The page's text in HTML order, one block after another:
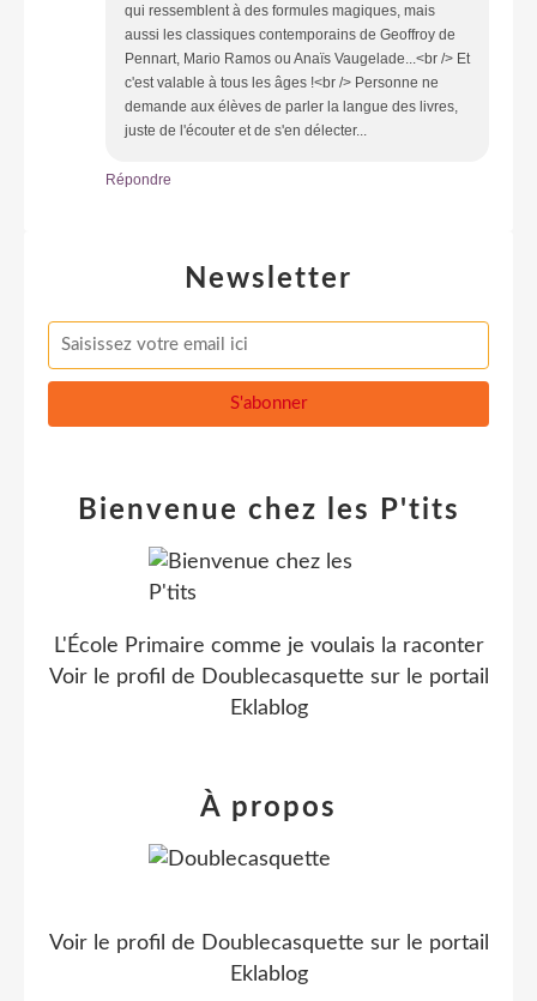
qui ressemblent à des formules magiques, mais
aussi les classiques contemporains de Geoffroy de
Pennart, Mario Ramos ou Anaïs Vaugelade...<br /> Et
c'est valable à tous les âges !<br /> Personne ne
demande aux élèves de parler la langue des livres,
juste de l'écouter et de s'en délecter...
Répondre
Newsletter
Bienvenue chez les P'tits
L'École Primaire comme je voulais la raconter
Voir le profil de Doublecasquette sur le portail
Eklablog
À propos
Voir le profil de Doublecasquette sur le portail
Eklablog